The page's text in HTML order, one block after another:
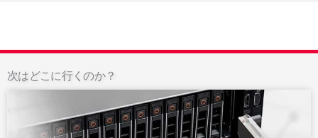
次はどこに行くのか？